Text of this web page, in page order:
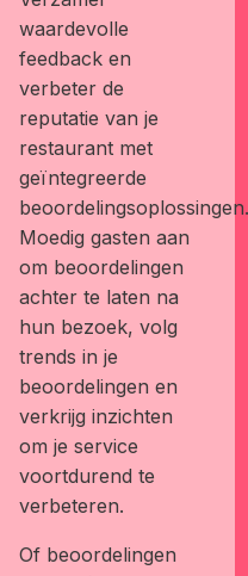
waardevolle
feedback en
verbeter de
reputatie van je
restaurant met
geïntegreerde
beoordelingsoplossingen.
Moedig gasten aan
om beoordelingen
achter te laten na
hun bezoek, volg
trends in je
beoordelingen en
verkrijg inzichten
om je service
voortdurend te
verbeteren.
Of beoordelingen